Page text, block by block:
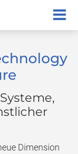
Dimension